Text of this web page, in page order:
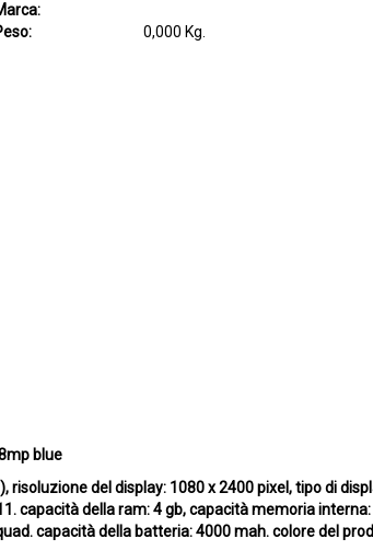
0,000 Kg.
blue
del display: 1080 x 2400 pixel, tipo di
capacità della ram: 4 gb, capacità memoria
capacità della batteria: 4000 mah. colore del